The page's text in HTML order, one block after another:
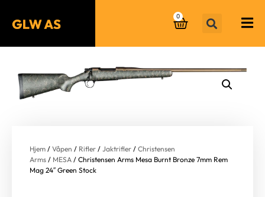
0
Hjem / Våpen / Rifler / Jaktrifler / Christensen
Arms / MESA / Christensen Arms Mesa Burnt Bronze 7mm Rem
Mag 24″ Green Stock